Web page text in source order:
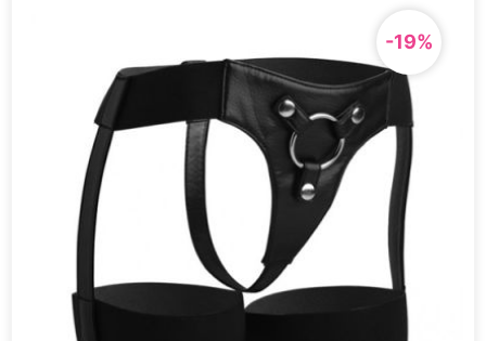
-19%